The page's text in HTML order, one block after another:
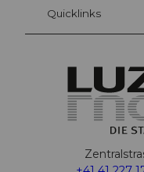
Quicklinks